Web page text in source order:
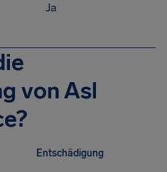
Ja
von Asl
Entschädigung